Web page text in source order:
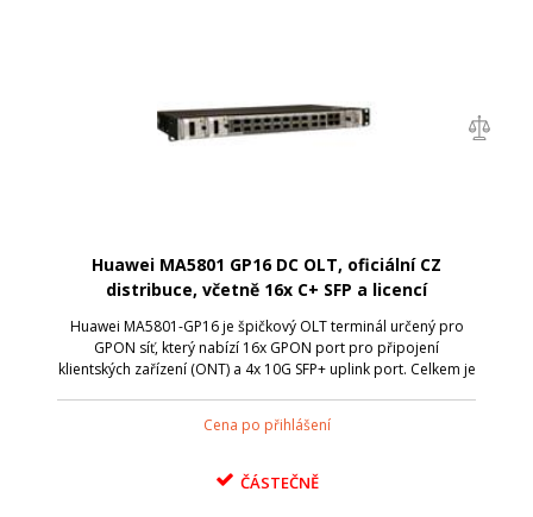
Huawei MA5801 GP16 DC OLT, oficiální CZ
distribuce, včetně 16x C+ SFP a licencí
Huawei MA5801-GP16 je špičkový OLT terminál určený pro
GPON síť, který nabízí 16x GPON port pro připojení
klientských zařízení (ONT) a 4x 10G SFP+ uplink port. Celkem je
Cena po přihlášení
ČÁSTEČNĚ